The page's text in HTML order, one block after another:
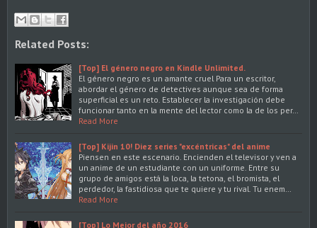
Related Posts:
[Top] El género negro en Kindle Unlimited.
El género negro es un amante cruel Para un escritor,
abordar el género de detectives aunque sea de forma
superficial es un reto. Establecer la investigación debe
funcionar tanto en la mente del lector como la de los per…
Read More
[Top] Kijin 10! Diez series "excéntricas" del anime
Piensen en este escenario. Encienden el televisor y ven a
un anime de un estudiante con un uniforme. Entre su
grupo de amigos está la loca, la tetona, el bromista, el
perdedor, la fastidiosa que te quiere y tu rival. Tu enem…
Read More
[Top] Lo Mejor del año 2016